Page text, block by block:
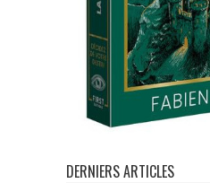
DERNIERS ARTICLES